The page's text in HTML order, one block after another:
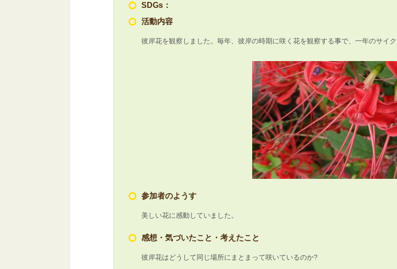
SDGs：
活動内容
彼岸花を観察しました。毎年、彼岸の時期に咲く花を観察する事で、一年のサイ
参加者のようす
美しい花に感動していました。
感想・気づいたこと・考えたこと
彼岸花はどうして同じ場所にまとまって咲いているのか?